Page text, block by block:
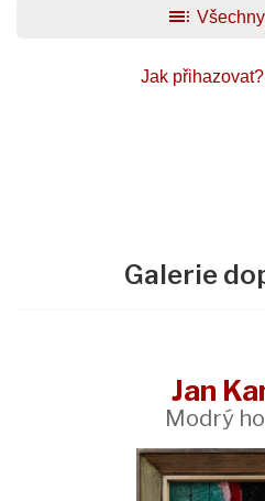
toc
Jak přihazovat?
Galerie
Jan
Modrý